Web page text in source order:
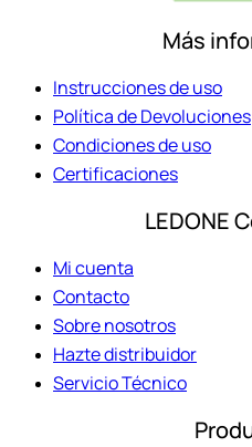
Más
Instrucciones de uso
Política de Devoluciones
Condiciones de uso
Certificaciones
LEDONE
Mi cuenta
Contacto
Sobre nosotros
Hazte distribuidor
Servicio Técnico